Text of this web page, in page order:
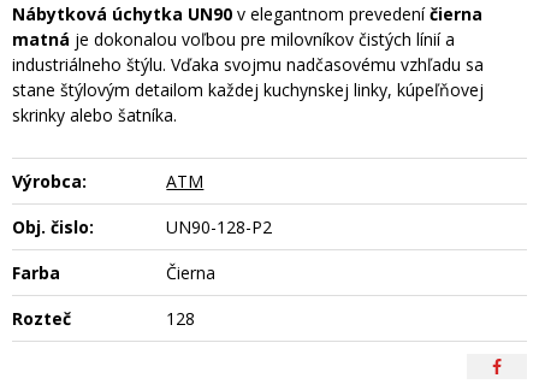
Nábytková úchytka UN90 v elegantnom prevedeníčierna
matná je dokonalou voľbou pre milovníkov čistých línií a
industriálneho štýlu. Vďaka svojmu nadčasovému vzhľadu sa
stane štýlovým detailom každej kuchynskej linky, kúpeľňovej
skrinky alebo šatníka.
Výrobca:
ATM
Obj. čislo:
UN90-128-P2
Farba
Čierna
Rozteč
128